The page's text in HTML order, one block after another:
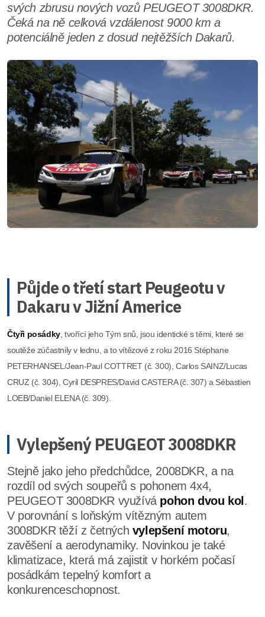
svých zbrusu nových vozů PEUGEOT 3008DKR.
Čeká na ně celková vzdálenost 9000 km a
potenciálně jeden z dosud nejtěžších Dakarů.
Půjde o třetí start Peugeotu v
Dakaru v Jižní Americe
Čtyři posádky, tvořící jeho Tým snů, jsou identické s těmi, které se
soutěže zúčastnily v lednu, a to vítězové z roku 2016 Stéphane
PETERHANSEL/Jean-Paul COTTRET (č. 300), Carlos SAINZ/Lucas
CRUZ (č. 304), Cyril DESPRES/David CASTERA (č. 307) a Sébastien
LOEB/Daniel ELENA (č. 309).
Vylepšený PEUGEOT 3008DKR
Stejně jako jeho předchůdce, 2008DKR, a na
rozdíl od svých soupeřů s pohonem 4x4,
PEUGEOT 3008DKR využívá pohon dvou kol.
V porovnání s loňským vítězným autem
3008DKR těží z četných vylepšení motoru,
zavěšení a aerodynamiky. Novinkou je také
klimatizace, která má zajistit v horkém počasí
posádkám tepelný komfort a
konkurenceschopnost.